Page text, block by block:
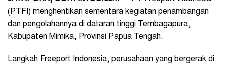
(PTFI) menghentikan sementara kegiatan penambangan
dan pengolahannya di dataran tinggi Tembagapura,
Kabupaten Mimika, Provinsi Papua Tengah.
Langkah Freeport Indonesia, perusahaan yang bergerak di